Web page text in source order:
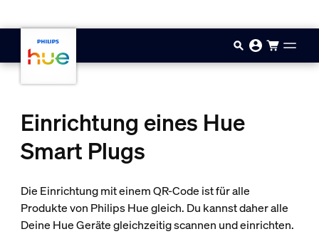
Einrichtung eines Hue
Smart Plugs
Die Einrichtung mit einem QR-Code ist für alle
Produkte von Philips Hue gleich. Du kannst daher alle
Deine Hue Geräte gleichzeitig scannen und einrichten.